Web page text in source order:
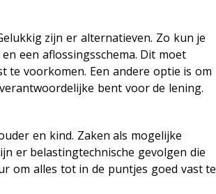
zijn er alternatieven. Zo kun je
een aflossingsschema. Dit moet
te voorkomen. Een andere optie is om
bent voor de lening.
en kind. Zaken als mogelijke
er belastingtechnische gevolgen die
om alles tot in de puntjes goed vast te